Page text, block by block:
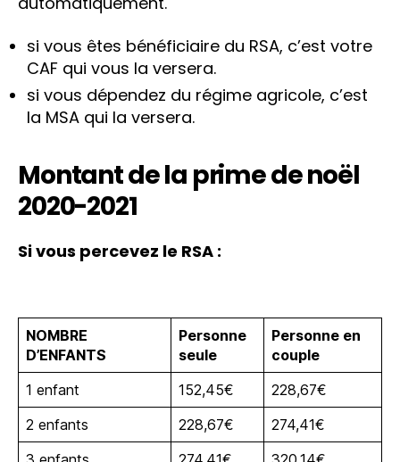
si vous êtes bénéficiaire du RSA, c’est votre
CAF qui vous la versera.
si vous dépendez du régime agricole, c’est
la MSA qui la versera.
Montant de la prime de noël
2020-2021
Si vous percevez le RSA :
NOMBRE
D’ENFANTS
Personne
seule
Personne en
couple
1 enfant
152,45€
228,67€
2 enfants
228,67€
274,41€